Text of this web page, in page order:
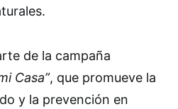
de la campaña
Casa”, que promueve la
y la prevención en